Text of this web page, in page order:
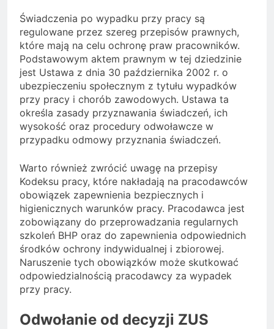
Świadczenia po wypadku przy pracy są
regulowane przez szereg przepisów prawnych,
które mają na celu ochronę praw pracowników.
Podstawowym aktem prawnym w tej dziedzinie
jest Ustawa z dnia 30 października 2002 r. o
ubezpieczeniu społecznym z tytułu wypadków
przy pracy i chorób zawodowych. Ustawa ta
określa zasady przyznawania świadczeń, ich
wysokość oraz procedury odwoławcze w
przypadku odmowy przyznania świadczeń.
Warto również zwrócić uwagę na przepisy
Kodeksu pracy, które nakładają na pracodawców
obowiązek zapewnienia bezpiecznych i
higienicznych warunków pracy. Pracodawca jest
zobowiązany do przeprowadzania regularnych
szkoleń BHP oraz do zapewnienia odpowiednich
środków ochrony indywidualnej i zbiorowej.
Naruszenie tych obowiązków może skutkować
odpowiedzialnością pracodawcy za wypadek
przy pracy.
Odwołanie od decyzji ZUS